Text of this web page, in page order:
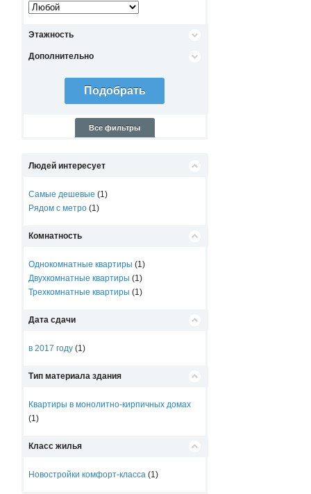
Этажность
Дополнительно
Все фильтры
Людей интересует
Самые дешевые (1)
Рядом с метро (1)
Комнатность
Однокомнатные квартиры (1)
Двухкомнатные квартиры (1)
Трехкомнатные квартиры (1)
Дата сдачи
в 2017 году (1)
Тип материала здания
Квартиры в монолитно-кирпичных домах
(1)
Класс жилья
Новостройки комфорт-класса (1)